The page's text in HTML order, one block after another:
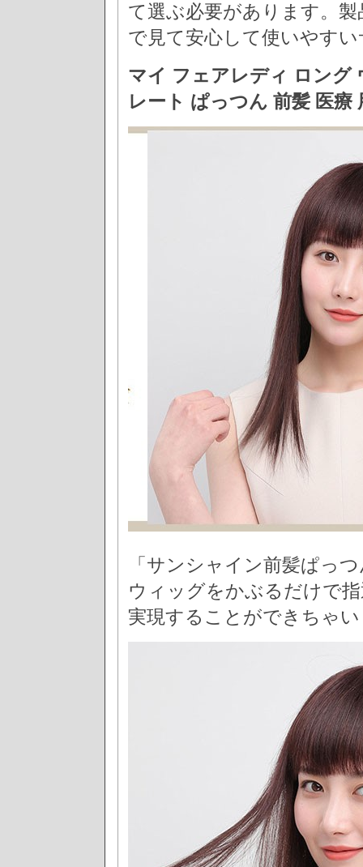
て選ぶ必要があります。
で見て安心して使いやす
マイ フェアレディ ロング
レート ぱっつん 前髪 医療
「サンシャイン前髪ぱっ
ウィッグをかぶるだけで
実現することができちゃ